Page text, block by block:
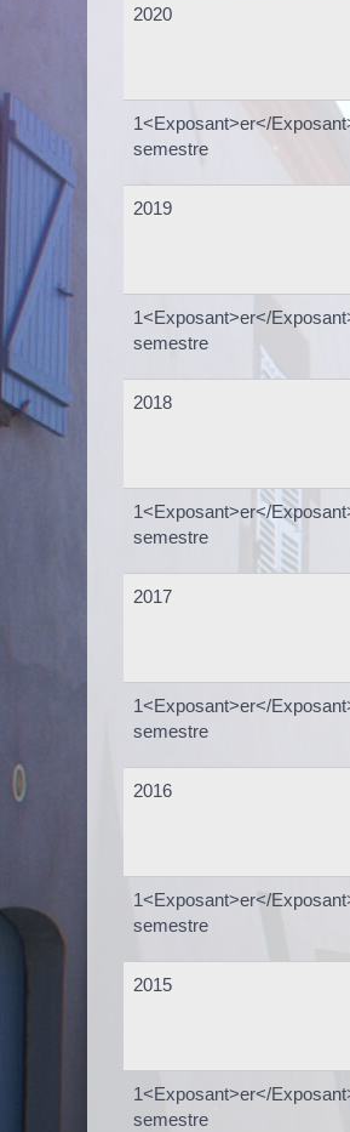
2020
1<Exposant>er</
semestre
2019
1<Exposant>er</
semestre
2018
1<Exposant>er</
semestre
2017
1<Exposant>er</
semestre
2016
1<Exposant>er</
semestre
2015
1<Exposant>er</
semestre